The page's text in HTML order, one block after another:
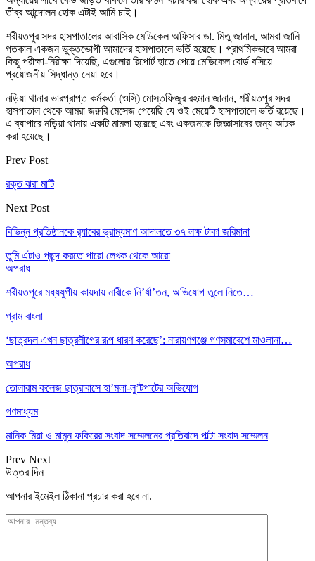
তীব্র আন্দোলন হোক এটাই আমি চাই।
শরীয়তপুর সদর হাসপাতালের আবাসিক মেডিকেল অফিসার ডা. মিতু জানান, আমরা জানি
গতকাল একজন ভুক্তভোগী আমাদের হাসপাতালে ভর্তি হয়েছে। প্রাথমিকভাবে আমরা
কিছু পরীক্ষা-নিরীক্ষা দিয়েছি, এগুলোর রিপোর্ট হাতে পেয়ে মেডিকেল বোর্ড বসিয়ে
প্রয়োজনীয় সিদ্ধান্ত নেয়া হবে।
নড়িয়া থানার ভারপ্রাপ্ত কর্মকর্তা (ওসি) মোস্তফিজুর রহমান জানান, শরীয়তপুর সদর
হাসপাতাল থেকে আমরা জরুরি মেসেজ পেয়েছি যে ওই মেয়েটি হাসপাতালে ভর্তি রয়েছে।
এ ব্যাপারে নড়িয়া থানায় একটি মামলা হয়েছে এবং একজনকে জিজ্ঞাসাবের জন্য আটক
করা হয়েছে।
Prev Post
রক্ত ঝরা মাটি
Next Post
বিভিন্ন প্রতিষ্ঠানকে র‌্যাবের ভ্রাম্যমাণ আদালতে ৩৭ লক্ষ টাকা জরিমানা
তুমি এটাও পছন্দ করতে পারো লেখক থেকে আরো
অপরাধ
শরীয়তপুরে মধ্যযুগীয় কায়দায় নারীকে নি’র্যা’তন, অভিযোগ তুলে নিতে…
গ্রাম বাংলা
‘ছাত্রদল এখন ছাত্রলীগের রূপ ধারণ করেছে’: নারায়ণগঞ্জে গণসমাবেশে মাওলানা…
অপরাধ
তোলারাম কলেজ ছাত্রাবাসে হা’মলা-লু’টপাটের অভিযোগ
গণমাধ্যম
মানিক মিয়া ও মামুন ফকিরের সংবাদ সম্মেলনের প্রতিবাদে পাল্টা সংবাদ সম্মেলন
Prev Next
উত্তর দিন
আপনার ইমেইল ঠিকানা প্রচার করা হবে না.